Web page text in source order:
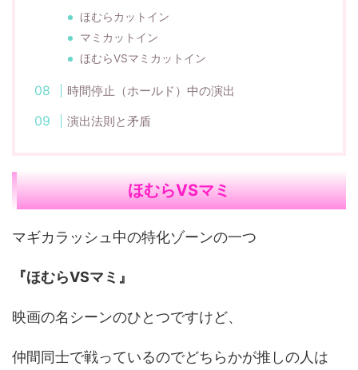
ほむらカットイン
マミカットイン
ほむらVSマミカットイン
時間停止（ホールド）中の演出
演出法則と矛盾
ほむらVSマミ
マギカラッシュ中の特化ゾーンの一つ
『ほむらVSマミ』
映画の名シーンのひとつですけど、
仲間同士で戦っているのでどちらかが推しの人は